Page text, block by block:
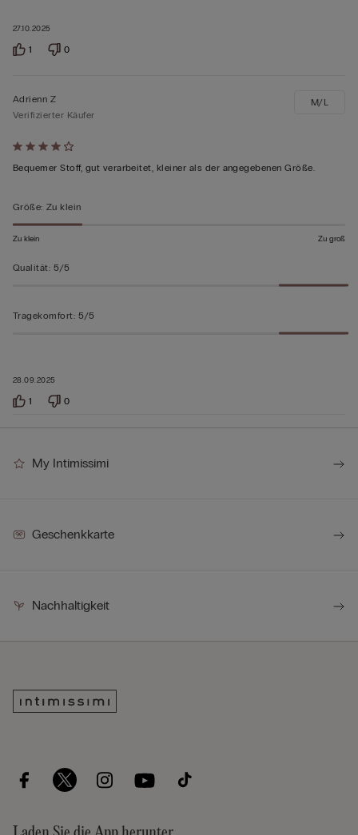
27.10.2025
1 0
Mit
4
5
bewertet
28.09.2025
Adrienn Z
Verifizierter Käufer
Bequemer Stoff, gut verarbeitet, kleiner als der angegebenen Größe.
M/L
Größe: Zu klein
Zu klein Zu groß
Qualität: 5/5
Tragekomfort: 5/5
1 0
My Intimissimi
Geschenkkarte
Nachhaltigkeit